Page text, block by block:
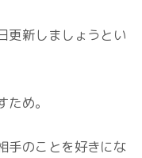
更新しましょうとい
め。
手のことを好きにな